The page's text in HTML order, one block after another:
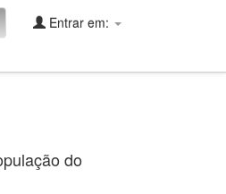
Entrar em:
do